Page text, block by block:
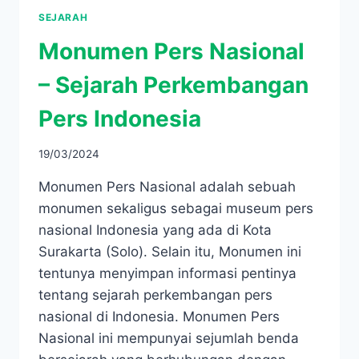
SEJARAH
Monumen Pers Nasional
– Sejarah Perkembangan
Pers Indonesia
19/03/2024
Monumen Pers Nasional adalah sebuah
monumen sekaligus sebagai museum pers
nasional Indonesia yang ada di Kota
Surakarta (Solo). Selain itu, Monumen ini
tentunya menyimpan informasi pentinya
tentang sejarah perkembangan pers
nasional di Indonesia. Monumen Pers
Nasional ini mempunyai sejumlah benda